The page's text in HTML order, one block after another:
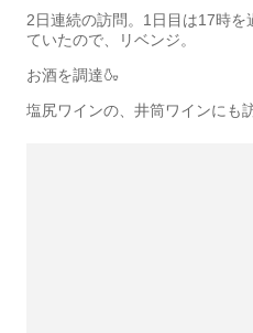
2日連続の訪問。1日目は17時
ていたので、リベンジ。
お酒を調達🍶
塩尻ワインの、井筒ワインにも